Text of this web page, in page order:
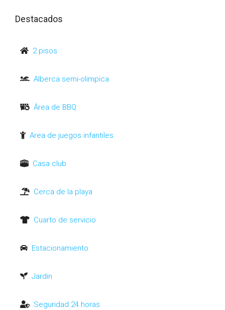
Destacados
2 pisos
Alberca semi-olimpica
Área de BBQ
Area de juegos infantiles
Casa club
Cerca de la playa
Cuarto de servicio
Estacionamiento
Jardin
Seguridad 24 horas